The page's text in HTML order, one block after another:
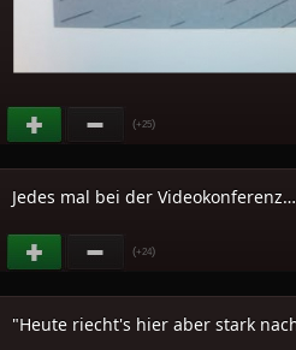
(+25)
Jedes mal bei der Videokonferenz…
(+24)
"Heute riecht's hier aber stark